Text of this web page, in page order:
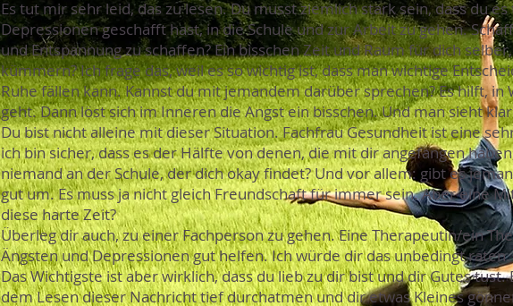
Es tut mir sehr leid, das zu lesen. Du musst ziemlich stark sein, dass du
Depressionen geschafft hast, in die Schule und zur Arbeit zu gehen.
und Entspannung zu schaffen? Ein bisschen Zeit und Raum für dich
kümmern? Ich frage das, weil es so wichtig ist, dass man wichtige
Ruhe fällen kann. Kannst du mit jemandem darüber sprechen? Es hilft, in
geht. Dann löst sich im Inneren die Angst ein bisschen. Und man sieht
Du bist nicht alleine mit dieser Situation. Fachfrau Gesundheit ist eine
ich bin sicher, dass es der Hälfte von denen, die mit dir angefangen
niemand an der Schule, der dich okay findet? Und vor allem: gibt es
gut um. Es muss ja nicht gleich Freundschaft für immer sein. Aber eine
diese harte Zeit?
Überleg dir auch, zu einer Fachperson zu gehen. Eine Therapeutin/ein
Ängsten und Depressionen gut helfen. Ich würde dir das unbedingt raten.
Das Wichtigste ist aber wirklich, dass du lieb zu dir bist und dir Gutes tust.
dem Lesen dieser Nachricht tief durchatmen und dir etwas Kleines